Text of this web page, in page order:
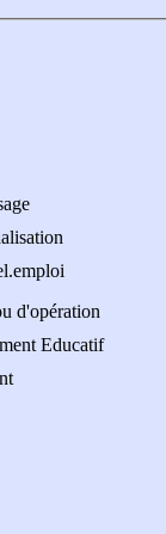
d'opération
Educatif